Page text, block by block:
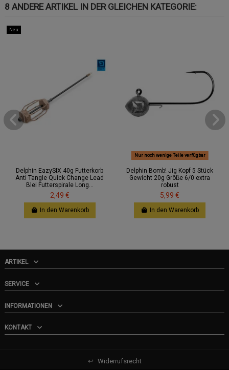
8 ANDERE ARTIKEL IN DER GLEICHEN KATEGORIE:
Neu
Delphin EazySIX 40g Futterkorb
Anti Tangle Quick Change Lead
Blei Futterspirale Long...
2,49 €
In den Warenkorb
Nur noch wenige Teile verfügbar
Delphin Bomb! Jig Kopf 5 Stück
Gewicht 20g Größe 6/0 extra
robust
5,99 €
In den Warenkorb
ARTIKEL
SERVICE
INFORMATIONEN
KONTAKT
↩ Widerrufsrecht